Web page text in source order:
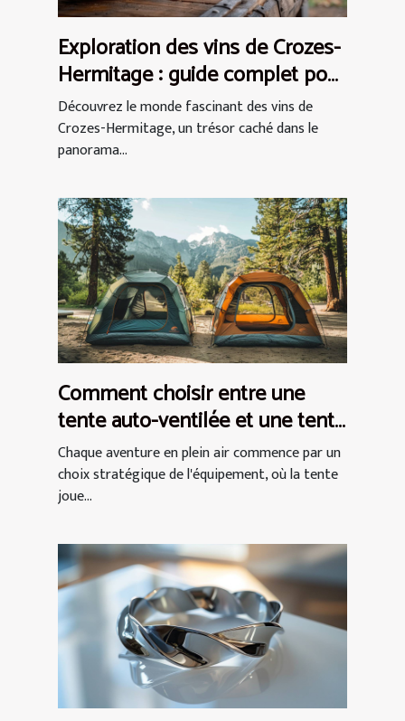
Exploration des vins de Crozes-
Hermitage : guide complet pour
débutants
Découvrez le monde fascinant des vins de
Crozes-Hermitage, un trésor caché dans le
panorama...
Comment choisir entre une
tente auto-ventilée et une tente
à air captif
Chaque aventure en plein air commence par un
choix stratégique de l'équipement, où la tente
joue...